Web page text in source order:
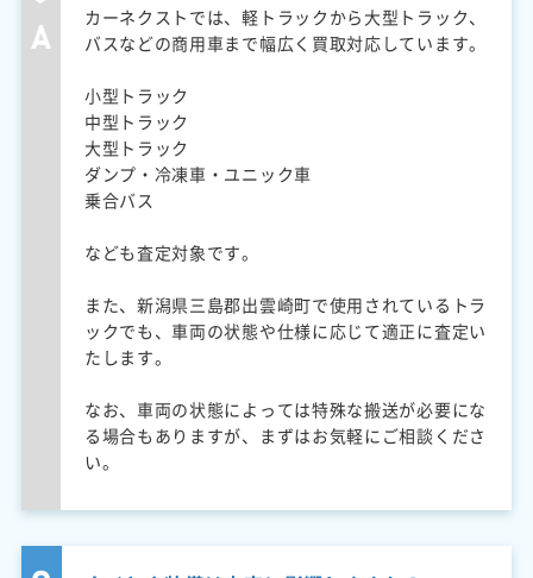
カーネクストでは、軽トラックから大型トラック、
バスなどの商用車まで幅広く買取対応しています。
小型トラック
中型トラック
大型トラック
ダンプ・冷凍車・ユニック車
乗合バス
なども査定対象です。
また、新潟県三島郡出雲崎町で使用されているトラ
ックでも、車両の状態や仕様に応じて適正に査定い
たします。
なお、車両の状態によっては特殊な搬送が必要にな
る場合もありますが、まずはお気軽にご相談くださ
い。